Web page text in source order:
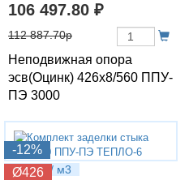
106 497.80 ₽
112 887.70р
Неподвижная опора
эсв(Оцинк) 426х8/560 ППУ-
ПЭ 3000
-12%
Ø426
14.5 кг / м3